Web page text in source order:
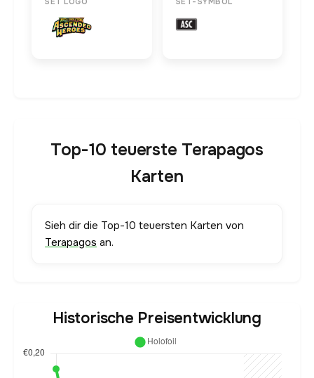
Top-10 teuerste Terapagos
Karten
Sieh dir die Top-10 teuersten Karten von
Terapagos an.
Historische Preisentwicklung